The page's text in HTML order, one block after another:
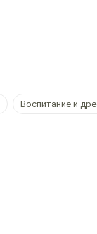
Воспитание и